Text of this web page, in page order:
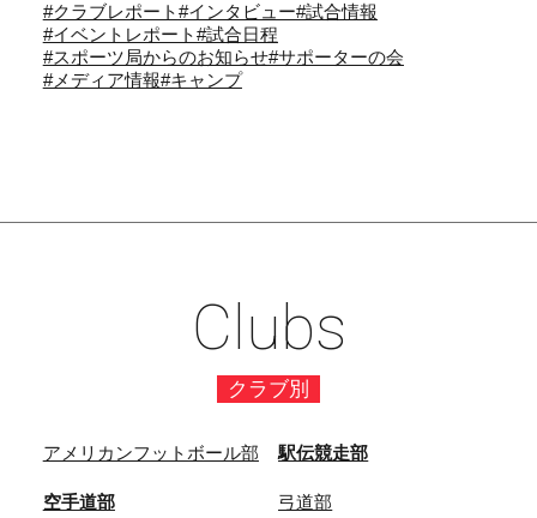
#クラブレポート#インタビュー#試合情報
#イベントレポート#試合日程
#スポーツ局からのお知らせ#サポーターの会
#メディア情報#キャンプ
Clubs
クラブ別
アメリカンフットボール部 駅伝競走部
空手道部 弓道部